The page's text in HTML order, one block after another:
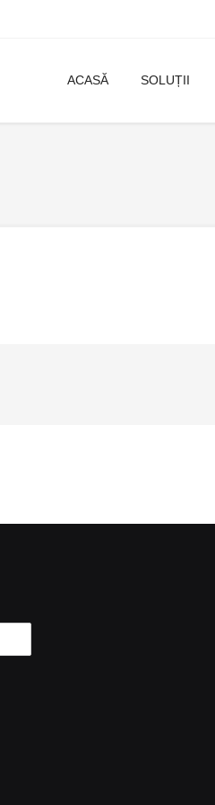
ACASĂ SOLUȚII